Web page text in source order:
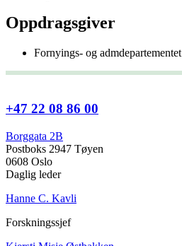
Oppdragsgiver
Fornyings- og admdepartementet
+47 22 08 86 00
Borggata 2B
Postboks 2947 Tøyen
0608 Oslo
Daglig leder
Hanne C. Kavli
Forskningssjef